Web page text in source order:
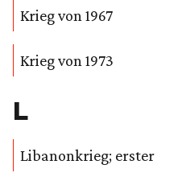
Krieg von 1967
Krieg von 1973
L
Libanonkrieg; erster